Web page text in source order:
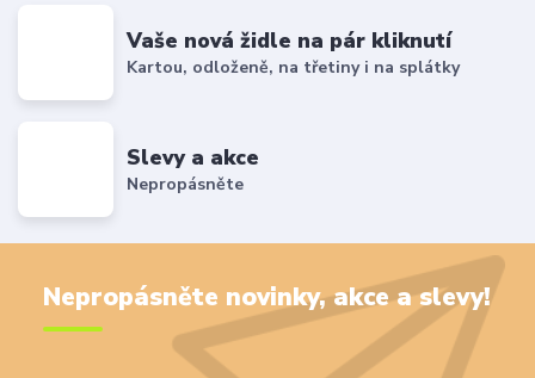
Vaše nová židle na pár kliknutí
Kartou, odloženě, na třetiny i na splátky
Slevy a akce
Nepropásněte
Nepropásněte novinky, akce a slevy!